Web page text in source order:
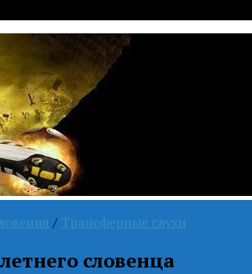
/ Трансферные слухи
словенца